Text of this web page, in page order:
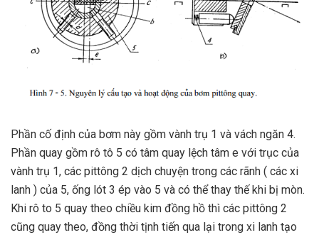
Phần cố định của bơm này gồm vành trụ 1 và vách ngăn 4.
Phần quay gồm rô tô 5 có tâm quay lệch tâm e với trục của
vành trụ 1, các pittông 2 dịch chuyện trong các rãnh ( các xi
lanh ) của 5, ống lót 3 ép vào 5 và có thể thay thế khi bị mòn.
Khi rô to 5 quay theo chiều kim đồng hồ thì các pittông 2
cũng quay theo, đồng thời tịnh tiến qua lại trong xi lanh tạo